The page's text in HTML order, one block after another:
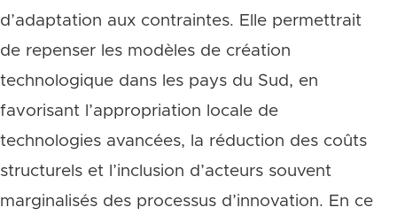
d’adaptation aux contraintes. Elle permettrait
de repenser les modèles de création
technologique dans les pays du Sud, en
favorisant l’appropriation locale de
technologies avancées, la réduction des coûts
structurels et l’inclusion d’acteurs souvent
marginalisés des processus d’innovation. En ce